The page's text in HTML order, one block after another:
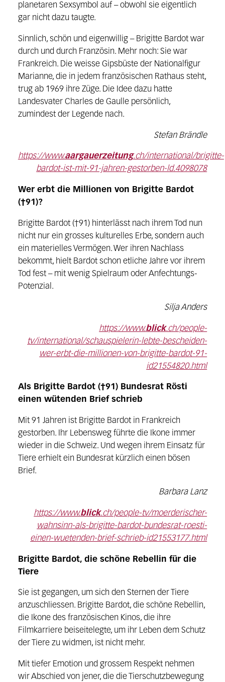
planetaren Sexsymbol auf – obwohl sie eigentlich
gar nicht dazu taugte.
Sinnlich, schön und eigenwillig – Brigitte Bardot war
durch und durch Französin. Mehr noch: Sie war
Frankreich. Die weisse Gipsbüste der Nationalfigur
Marianne, die in jedem französischen Rathaus steht,
trug ab 1969 ihre Züge. Die Idee dazu hatte
Landesvater Charles de Gaulle persönlich,
zumindest der Legende nach.
Stefan Brändle
https://www.aargauerzeitung.ch/international/brigitte-
bardot-ist-mit-91-jahren-gestorben-ld.4098078
Wer erbt die Millionen von Brigitte Bardot
(†91)?
Brigitte Bardot (†91) hinterlässt nach ihrem Tod nun
nicht nur ein grosses kulturelles Erbe, sondern auch
ein materielles Vermögen. Wer ihren Nachlass
bekommt, hielt Bardot schon etliche Jahre vor ihrem
Tod fest – mit wenig Spielraum oder Anfechtungs-
Potenzial.
Silja Anders
https://www.blick.ch/people-
tv/international/schauspielerin-lebte-bescheiden-
wer-erbt-die-millionen-von-brigitte-bardot-91-
id21554820.html
Als Brigitte Bardot (†91) Bundesrat Rösti
einen wütenden Brief schrieb
Mit 91 Jahren ist Brigitte Bardot in Frankreich
gestorben. Ihr Lebensweg führte die Ikone immer
wieder in die Schweiz. Und wegen ihrem Einsatz für
Tiere erhielt ein Bundesrat kürzlich einen bösen
Brief.
Barbara Lanz
https://www.blick.ch/people-tv/moerderischer-
wahnsinn-als-brigitte-bardot-bundesrat-roesti-
einen-wuetenden-brief-schrieb-id21553177.html
Brigitte Bardot, die schöne Rebellin für die
Tiere
Sie ist gegangen, um sich den Sternen der Tiere
anzuschliessen. Brigitte Bardot, die schöne Rebellin,
die Ikone des französischen Kinos, die ihre
Filmkarriere beiseitelegte, um ihr Leben dem Schutz
der Tiere zu widmen, ist nicht mehr.
Mit tiefer Emotion und grossem Respekt nehmen
wir Abschied von jener, die die Tierschutzbewegung